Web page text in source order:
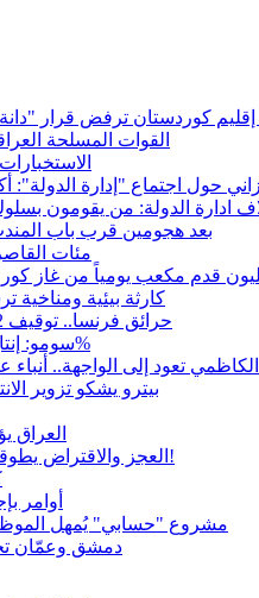
كوردستان ترفض قرار "دانة
القوات المسلحة
حول اجتماع "إدارة الدولة":
ادارة الدولة: من يقومون
بعد هجومين قرب باب
مئات
15كارثة بيئية
حرائق فرنسا.. توقيف 402 شخص بينهم 156 قاصرا منذ بداية موسم الحرائق
سومو: إنتاج النفط في إقليم كوردستان انخفض إلى أقل من 10%
تعود إلى الواجهة..
بيترو يشكو تزوير
العراق
العجز والاقتراض يطوقان المالية العراقية.. اقتراض يتجاوز 3 تريليونات دينار!
أوامر بإجلاء 60 ألف شخص بسبب
مشروع "حسابي" يُمهل
دمشق وعمّان